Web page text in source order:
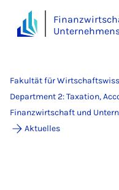
Fakultät für
Department 2: Taxation,
Finanzwirtschaft und
Aktuelles